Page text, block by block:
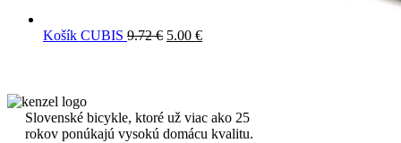
Košík CUBIS 9.72€ 5.00 €
Slovenské bicykle, ktoré už viac ako 25
rokov ponúkajú vysokú domácu kvalitu.